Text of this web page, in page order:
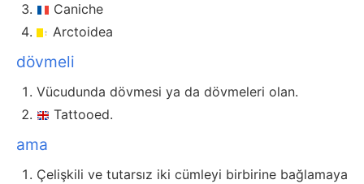
Caniche
Arctoidea
dövmeli
Vücudunda dövmesi ya da dövmeleri olan.
Tattooed.
ama
Çelişkili ve tutarsız iki cümleyi birbirine bağlamaya